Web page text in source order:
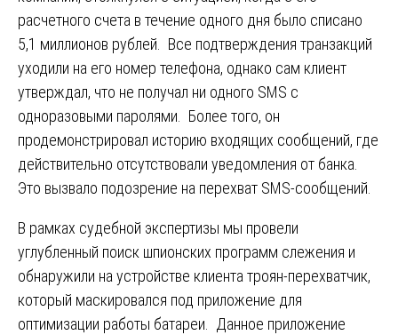
расчетного счета в течение одного дня было списано
5,1 миллионов рублей. Все подтверждения транзакций
уходили на его номер телефона, однако сам клиент
утверждал, что не получал ни одного SMS с
одноразовыми паролями. Более того, он
продемонстрировал историю входящих сообщений, где
действительно отсутствовали уведомления от банка.
Это вызвало подозрение на перехват SMS-сообщений.
В рамках судебной экспертизы мы провели
углубленный поиск шпионских программ слежения и
обнаружили на устройстве клиента троян-перехватчик,
который маскировался под приложение для
оптимизации работы батареи. Данное приложение